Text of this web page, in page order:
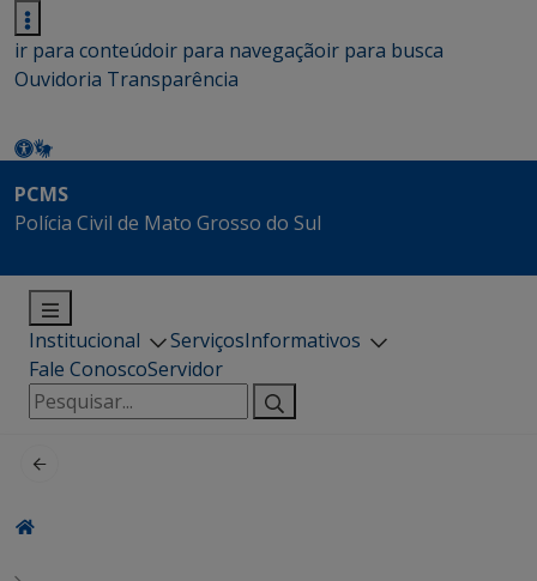
ir para conteúdoir para navegaçãoir para busca
Ouvidoria Transparência
PCMS
Polícia Civil de Mato Grosso do Sul
Institucional ServiçosInformativos
Fale ConoscoServidor
Pesquisar
por: